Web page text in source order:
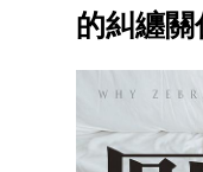
的糾纏關